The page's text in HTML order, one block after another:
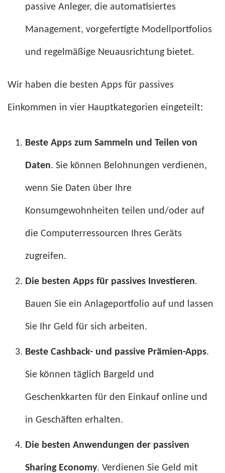
passive Anleger, die automatisiertes
Management, vorgefertigte Modellportfolios
und regelmäßige Neuausrichtung bietet.
Wir haben die besten Apps für passives
Einkommen in vier Hauptkategorien eingeteilt:
Beste Apps zum Sammeln und Teilen von
Daten. Sie können Belohnungen verdienen,
wenn Sie Daten über Ihre
Konsumgewohnheiten teilen und/oder auf
die Computerressourcen Ihres Geräts
zugreifen.
Die besten Apps für passives Investieren.
Bauen Sie ein Anlageportfolio auf und lassen
Sie Ihr Geld für sich arbeiten.
Beste Cashback- und passive Prämien-Apps.
Sie können täglich Bargeld und
Geschenkkarten für den Einkauf online und
in Geschäften erhalten.
Die besten Anwendungen der passiven
Sharing Economy. Verdienen Sie Geld mit